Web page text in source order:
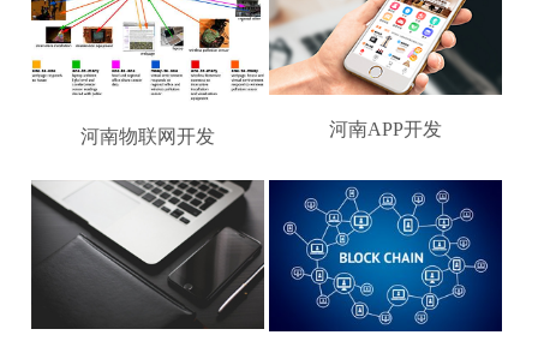
河南物联网开发 河南APP开发